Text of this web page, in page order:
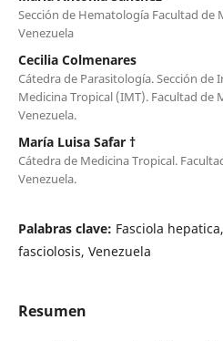
Sección de Hematología Facultad de
Venezuela
Cecilia Colmenares
Cátedra de Parasitología. Sección
Medicina Tropical (IMT). Facultad de
Venezuela.
María Luisa Safar †
Cátedra de Medicina Tropical.
Venezuela.
Palabras clave: Fasciola
fasciolosis, Venezuela
Resumen